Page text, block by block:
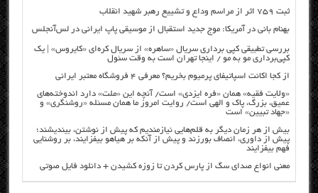
ثبت ۷۵۹ اثر از مراسم وداع و تشییع رهبر شهید انقلاب
بهنام بانی در آمریکا: موج جدید استقبال از موسیقی پاپ ایرانی در لس‌آنجلس
بررسی تطبیقی کپی برداری سریال «ساهره» از سریال کره‌ای «کایروس» | یک
کپی‌برداری مو به مو / اینجا تهران است به وقت سئول
از کجا اکانت اسپاتیفای پرمیوم بخریم؟ معرفی ۴ فروشگاه معتبر ایرانی
«ولایت فقیه» همان «فره ایزدی» است/ آنچه این «ملت» دارد اندوخته‌های
عمیق، بزرگ، پاک و الهی است/ روایت امروز ما همان مسئله «روشنگری» و
«جهاد تبیین» است
بیش از هر زمان دیگر به قلم‌هایی نیازمندیم که پیش از نوشتن، بیندیشند؛
پیش از داوری، انصاف بورزند و پیش از آنکه بر هیاهو بیفزایند، بر روشنایی
فهم بیفزایند
معنی انواع صدای سگ از پارس کردن تا زوزه کشیدن + دانلود فایل صوتی